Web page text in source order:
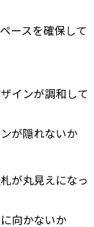
ースを確保して
インが調和して
が隠れないか
が丸見えになっ
向かないか